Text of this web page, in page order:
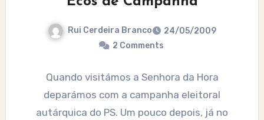
Rui Cerdeira Branco
24/05/2009
2 Comments
Quando visitámos a Senhora da Hora
deparámos com a campanha eleitoral
autárquica do PS. Um pouco depois, já no